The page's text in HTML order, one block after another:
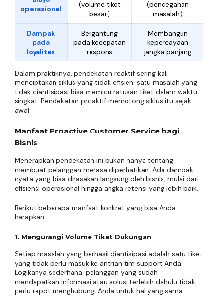
operasional
(volume tiket
besar)
(pencegahan
masalah)
Dampak
pada
loyalitas
Bergantung
pada kecepatan
respons
Membangun
kepercayaan
jangka panjang
Dalam praktiknya, pendekatan reaktif sering kali
menciptakan siklus yang tidak efisien: satu masalah yang
tidak diantisipasi bisa memicu ratusan tiket dalam waktu
singkat. Pendekatan proaktif memotong siklus itu sejak
awal.
Manfaat Proactive Customer Service bagi
Bisnis
Menerapkan pendekatan ini bukan hanya tentang
membuat pelanggan merasa diperhatikan. Ada dampak
nyata yang bisa dirasakan langsung oleh bisnis, mulai dari
efisiensi operasional hingga angka retensi yang lebih baik.
Berikut beberapa manfaat konkret yang bisa Anda
harapkan:
1. Mengurangi Volume Tiket Dukungan
Setiap masalah yang berhasil diantisipasi adalah satu tiket
yang tidak perlu masuk ke antrian tim support Anda.
Logikanya sederhana: pelanggan yang sudah
mendapatkan informasi atau solusi terlebih dahulu tidak
perlu repot menghubungi Anda untuk hal yang sama.